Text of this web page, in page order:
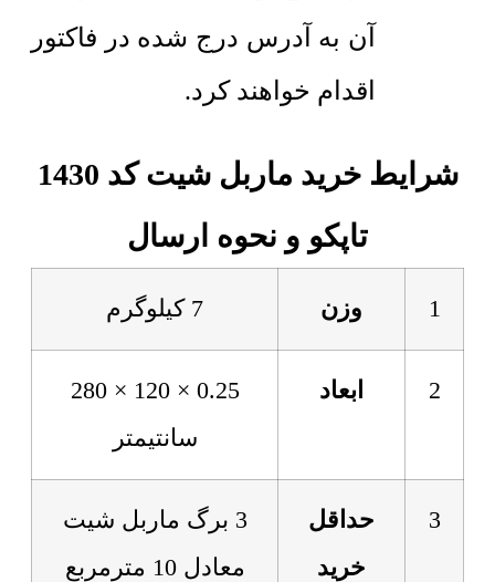
آن به آدرس درج شده در فاکتور
اقدام خواهند کرد.
شرایط خرید ماربل شیت کد 1430
تاپکو و نحوه ارسال
1 وزن 7 کیلوگرم
2 ابعاد
0.25 × 120 × 280
سانتیمتر
3
حداقل
خرید
3 برگ ماربل شیت
معادل 10 مترمربع